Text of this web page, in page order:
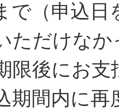
で（申込
ただけな
限後にお
期間内に